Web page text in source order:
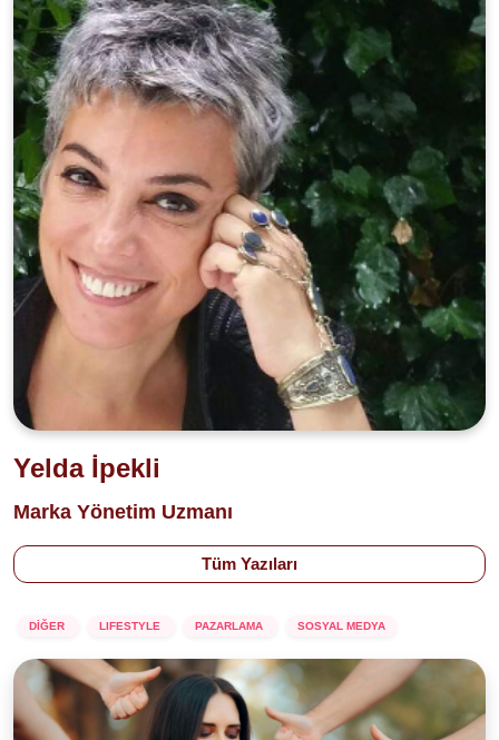
Yelda İpekli
Marka Yönetim Uzmanı
Tüm Yazıları
DİĞER LIFESTYLE PAZARLAMA SOSYAL MEDYA